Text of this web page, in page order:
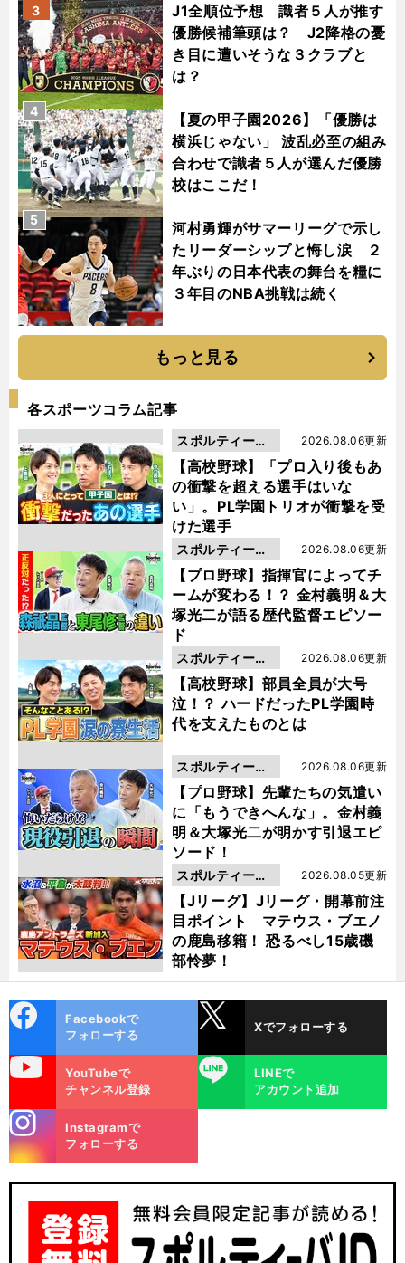
J1全順位予想 識者５人が推す
優勝候補筆頭は？ J2降格の憂
き目に遭いそうな３クラブと
は？
3
【夏の甲子園2026】「優勝は
横浜じゃない」 波乱必至の組み
合わせで識者５人が選んだ優勝
校はここだ！
4
河村勇輝がサマーリーグで示し
たリーダーシップと悔し涙 ２
年ぶりの日本代表の舞台を糧に
３年目のNBA挑戦は続く
5
もっと見る
各スポーツコラム記事
【高校野球】「プロ入り後もあ
の衝撃を超える選手はいな
い」。PL学園トリオが衝撃を受
けた選手
2026.08.06更新
スポルティーバ
動画
【プロ野球】指揮官によってチ
ームが変わる！？ 金村義明＆大
塚光二が語る歴代監督エピソー
ド
2026.08.06更新
スポルティーバ
動画
【高校野球】部員全員が大号
泣！？ ハードだったPL学園時
代を支えたものとは
2026.08.06更新
スポルティーバ
動画
【プロ野球】先輩たちの気遣い
に「もうできへんな」。金村義
明＆大塚光二が明かす引退エピ
ソード！
2026.08.06更新
スポルティーバ
動画
【Jリーグ】Jリーグ・開幕前注
目ポイント マテウス・ブエノ
の鹿島移籍！ 恐るべし15歳磯
部怜夢！
2026.08.05更新
スポルティーバ
動画
ok
Facebookで
フォローする
Xでフォローする
YouTubeで
チャンネル登録
LINE
LINEで
アカウント追加
m
Instagramで
フォローする